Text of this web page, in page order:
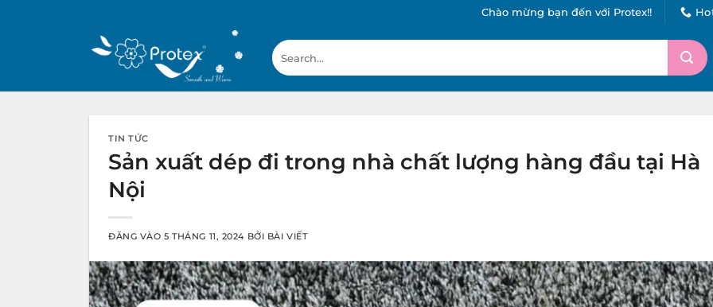
Chào mừng bạn đến với Protex!!
Search
for:
TIN TỨC
Sản xuất dép đi trong nhà chất lượng hàng đầu tại Hà
Nội
ĐĂNG VÀO5 THÁNG 11, 2024 BỞI BÀI VIẾT